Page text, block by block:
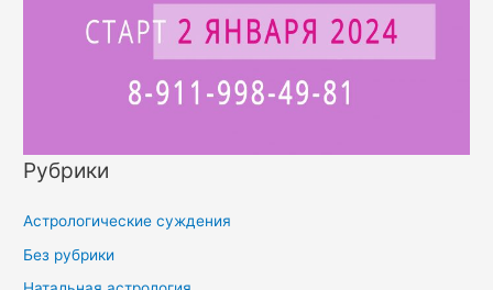
Рубрики
Астрологические суждения
Без рубрики